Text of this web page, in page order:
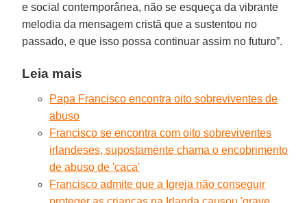
e social contemporânea, não se esqueça da vibrante
melodia da mensagem cristã que a sustentou no
passado, e que isso possa continuar assim no futuro”.
Leia mais
Papa Francisco encontra oito sobreviventes de
abuso
Francisco se encontra com oito sobreviventes
irlandeses, supostamente chama o encobrimento
de abuso de 'caca'
Francisco admite que a Igreja não conseguir